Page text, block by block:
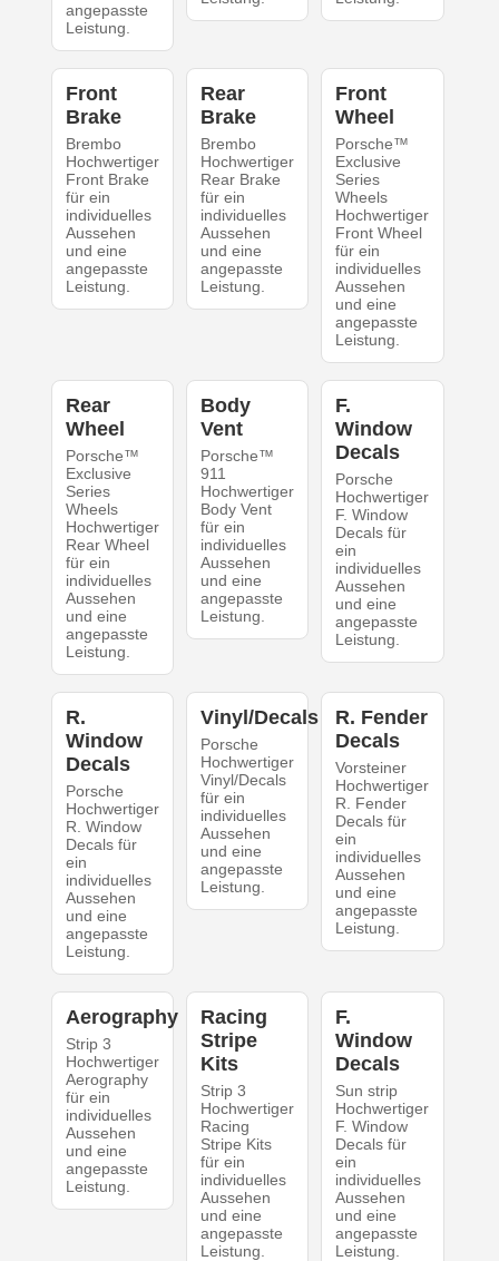
angepasste
Leistung.
Front
Brake
Brembo
Hochwertiger
Front Brake
für ein
individuelles
Aussehen
und eine
angepasste
Leistung.
Rear
Brake
Brembo
Hochwertiger
Rear Brake
für ein
individuelles
Aussehen
und eine
angepasste
Leistung.
Front
Wheel
Porsche™
Exclusive
Series
Wheels
Hochwertiger
Front Wheel
für ein
individuelles
Aussehen
und eine
angepasste
Leistung.
Rear
Wheel
Porsche™
Exclusive
Series
Wheels
Hochwertiger
Rear Wheel
für ein
individuelles
Aussehen
und eine
angepasste
Leistung.
Body
Vent
Porsche™
911
Hochwertiger
Body Vent
für ein
individuelles
Aussehen
und eine
angepasste
Leistung.
F.
Window
Decals
Porsche
Hochwertiger
F. Window
Decals für
ein
individuelles
Aussehen
und eine
angepasste
Leistung.
R.
Window
Decals
Porsche
Hochwertiger
R. Window
Decals für
ein
individuelles
Aussehen
und eine
angepasste
Leistung.
Vinyl/Decals
Porsche
Hochwertiger
Vinyl/Decals
für ein
individuelles
Aussehen
und eine
angepasste
Leistung.
R. Fender
Decals
Vorsteiner
Hochwertiger
R. Fender
Decals für
ein
individuelles
Aussehen
und eine
angepasste
Leistung.
Aerography
Strip 3
Hochwertiger
Aerography
für ein
individuelles
Aussehen
und eine
angepasste
Leistung.
Racing
Stripe
Kits
Strip 3
Hochwertiger
Racing
Stripe Kits
für ein
individuelles
Aussehen
und eine
angepasste
Leistung.
F.
Window
Decals
Sun strip
Hochwertiger
F. Window
Decals für
ein
individuelles
Aussehen
und eine
angepasste
Leistung.